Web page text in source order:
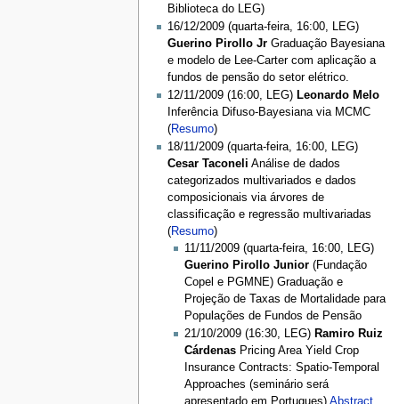
Biblioteca do LEG)
16/12/2009 (quarta-feira, 16:00, LEG)
Guerino Pirollo JrGraduação Bayesiana
e modelo de Lee-Carter com aplicação a
fundos de pensão do setor elétrico.
12/11/2009 (16:00, LEG) Leonardo Melo
Inferência Difuso-Bayesiana via MCMC
(Resumo)
18/11/2009 (quarta-feira, 16:00, LEG)
Cesar Taconeli Análise de dados
categorizados multivariados e dados
composicionais via árvores de
classificação e regressão multivariadas
(Resumo)
11/11/2009 (quarta-feira, 16:00, LEG)
Guerino Pirollo Junior(Fundação
Copel e PGMNE) Graduação e
Projeção de Taxas de Mortalidade para
Populações de Fundos de Pensão
21/10/2009 (16:30, LEG) Ramiro Ruiz
CárdenasPricing Area Yield Crop
Insurance Contracts: Spatio-Temporal
Approaches (seminário será
apresentado em Portugues) Abstract